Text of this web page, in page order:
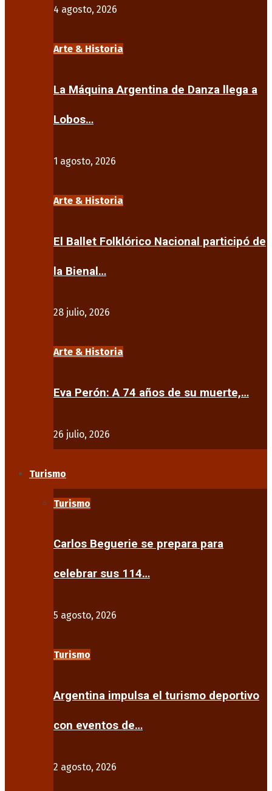
4 agosto, 2026
Arte & Historia
La Máquina Argentina de Danza llega a
Lobos…
1 agosto, 2026
Arte & Historia
El Ballet Folklórico Nacional participó de
la Bienal…
28 julio, 2026
Arte & Historia
Eva Perón: A 74 años de su muerte,…
26 julio, 2026
Turismo
Turismo
Carlos Beguerie se prepara para
celebrar sus 114…
5 agosto, 2026
Turismo
Argentina impulsa el turismo deportivo
con eventos de…
2 agosto, 2026